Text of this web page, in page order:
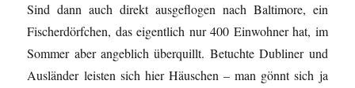
Sind dann auch direkt ausgeflogen nach Baltimore, ein
Fischerdörfchen, das eigentlich nur 400 Einwohner hat, im
Sommer aber angeblich überquillt. Betuchte Dubliner und
Ausländer leisten sich hier Häuschen – man gönnt sich ja